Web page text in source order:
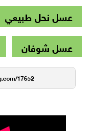
عسل نحل طبيعي
عسل شوفان